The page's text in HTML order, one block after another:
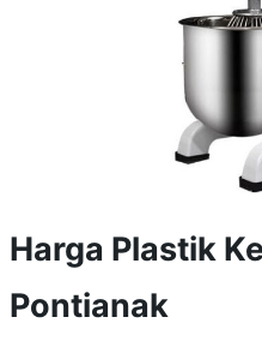
Harga Plastik
Pontianak